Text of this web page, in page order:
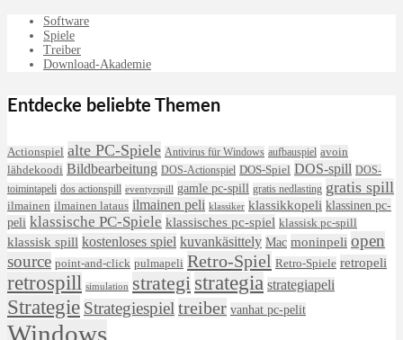
Software
Spiele
Treiber
Download-Akademie
Entdecke beliebte Themen
Actionspiel alte PC-Spiele Antivirus für Windows aufbauspiel avoin
lähdekoodi Bildbearbeitung DOS-Actionspiel DOS-Spiel DOS-spill DOS-
toimintapeli dos actionspill eventyrspill gamle pc-spill gratis nedlasting gratis spill
ilmainen ilmainen lataus ilmainen peli klassiker klassikkopeli klassinen pc-
peli klassische PC-Spiele klassisches pc-spiel klassisk pc-spill
klassisk spill kostenloses spiel kuvankäsittely Mac moninpeli open
source point-and-click pulmapeli Retro-Spiel Retro-Spiele retropeli
retrospill simulation strategi strategia strategiapeli
Strategie Strategiespiel treiber vanhat pc-pelit
Windows